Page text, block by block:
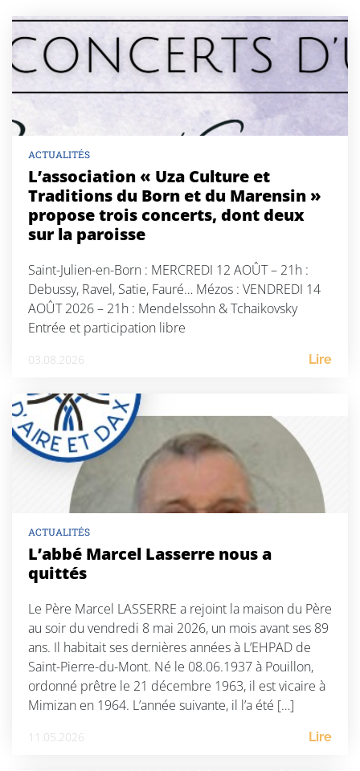
ACTUALITÉS
L’association « Uza Culture et
Traditions du Born et du Marensin »
propose trois concerts, dont deux
sur la paroisse
Saint-Julien-en-Born : MERCREDI 12 AOÛT – 21h :
Debussy, Ravel, Satie, Fauré… Mézos : VENDREDI 14
AOÛT 2026 – 21h : Mendelssohn & Tchaikovsky
Entrée et participation libre
03.08.2026 Lire
ACTUALITÉS
L’abbé Marcel Lasserre nous a
quittés
Le Père Marcel LASSERRE a rejoint la maison du Père
au soir du vendredi 8 mai 2026, un mois avant ses 89
ans. Il habitait ses dernières années à L’EHPAD de
Saint-Pierre-du-Mont. Né le 08.06.1937 à Pouillon,
ordonné prêtre le 21 décembre 1963, il est vicaire à
Mimizan en 1964. L’année suivante, il l’a été […]
11.05.2026 Lire